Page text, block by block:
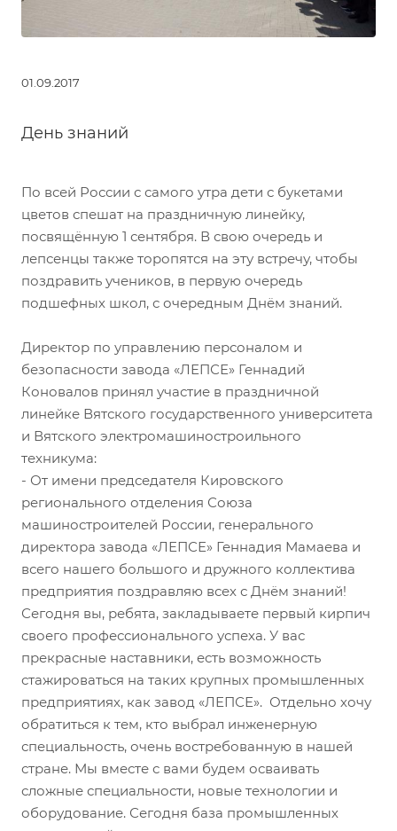
01.09.2017
День знаний
По всей России с самого утра дети с букетами
цветов спешат на праздничную линейку,
посвящённую 1 сентября. В свою очередь и
лепсенцы также торопятся на эту встречу, чтобы
поздравить учеников, в первую очередь
подшефных школ, с очередным Днём знаний.
Директор по управлению персоналом и
безопасности завода «ЛЕПСЕ» Геннадий
Коновалов принял участие в праздничной
линейке Вятского государственного университета
и Вятского электромашиностроильного
техникума:
- От имени председателя Кировского
регионального отделения Союза
машиностроителей России, генерального
директора завода «ЛЕПСЕ» Геннадия Мамаева и
всего нашего большого и дружного коллектива
предприятия поздравляю всех с Днём знаний!
Сегодня вы, ребята, закладываете первый кирпич
своего профессионального успеха. У вас
прекрасные наставники, есть возможность
стажироваться на таких крупных промышленных
предприятиях, как завод «ЛЕПСЕ». Отдельно хочу
обратиться к тем, кто выбрал инженерную
специальность, очень востребованную в нашей
стране. Мы вместе с вами будем осваивать
сложные специальности, новые технологии и
оборудование. Сегодня база промышленных